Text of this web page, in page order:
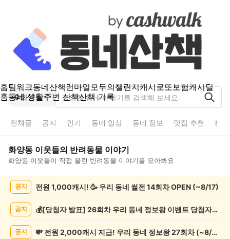
홈팀워크동네산책런마일모두의챌린지캐시로또보험캐시딜
홈동네 생활주변 산책산책 기록
화양동
전체글 공지 인기 동네 일상 동네 정보 맛집 추천 분
화양동 이웃들의 반려동물 이야기
화양동 이웃들이 직접 올린 반려동물 이야기를 모아봐요
공지 전원 1,000캐시! 🥳 우리 동네 썰전 14회차 OPEN (~8/17)
공지 💰[당첨자 발표] 26회차 우리 동네 정보왕 이벤트 당첨자를 발표합니다!
공지 💸 전원 2,000캐시 지급! 우리 동네 정보왕 27회차 (~8/10)